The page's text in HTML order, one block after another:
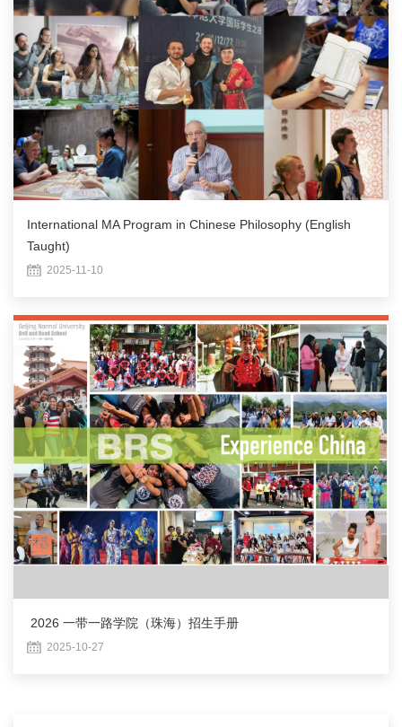
International MA Program in Chinese Philosophy (English
Taught)
2025-11-10
2026 一带一路学院（珠海）招生手册
2025-10-27